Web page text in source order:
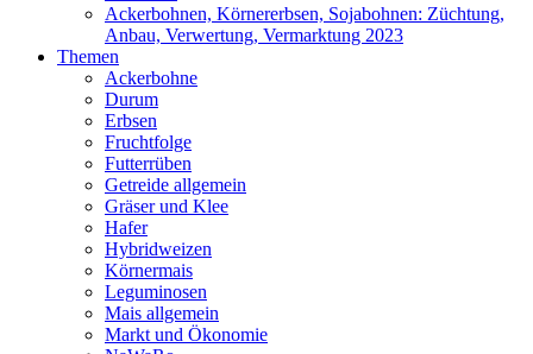
Ackerbohnen, Körnererbsen, Sojabohnen: Züchtung,
Anbau, Verwertung, Vermarktung 2023
Themen
Ackerbohne
Durum
Erbsen
Fruchtfolge
Futterrüben
Getreide allgemein
Gräser und Klee
Hafer
Hybridweizen
Körnermais
Leguminosen
Mais allgemein
Markt und Ökonomie